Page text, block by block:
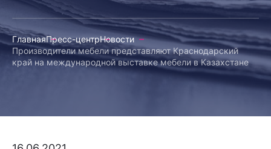
ГлавнаяПресс-центрНовости
Производители мебели представляют Краснодарский
край на международной выставке мебели в Казахстане